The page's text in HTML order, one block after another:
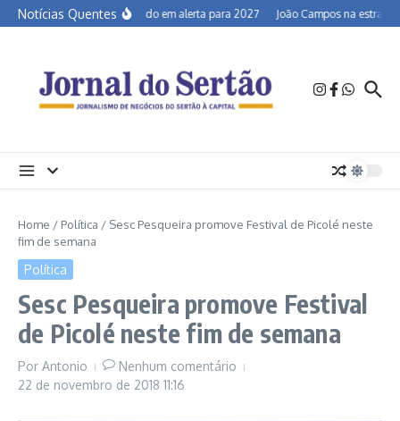
Ir para o conteúdo
Notícias QuentesSemiárido em alerta para 2027 João Campos na estrada
Home / Política / Sesc Pesqueira promove Festival de Picolé neste
fim de semana
Política
Sesc Pesqueira promove Festival
de Picolé neste fim de semana
Por Antonio
Nenhum comentário
22 de novembro de 2018 11:16